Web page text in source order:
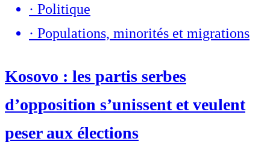
· Politique
· Populations, minorités et migrations
Kosovo : les partis serbes
d’opposition s’unissent et veulent
peser aux élections